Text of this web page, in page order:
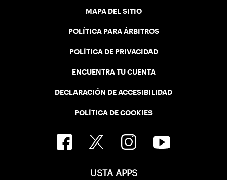
MAPA DEL SITIO
POLÍTICA PARA ÁRBITROS
POLÍTICA DE PRIVACIDAD
ENCUENTRA TU CUENTA
DECLARACIÓN DE ACCESIBILIDAD
POLÍTICA DE COOKIES
USTA APPS